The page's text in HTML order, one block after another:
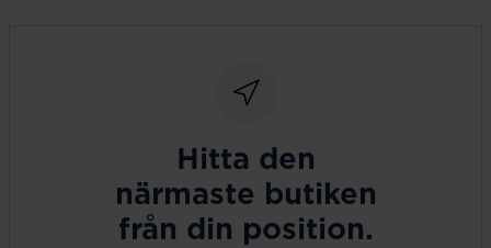
Hitta den
närmaste butiken
från din position.